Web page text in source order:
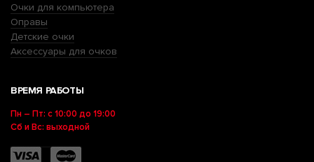
Очки для компьютера
Оправы
Детские очки
Аксессуары для очков
ВРЕМЯ РАБОТЫ
Пн – Пт: с 10:00 до 19:00
Сб и Вс: выходной